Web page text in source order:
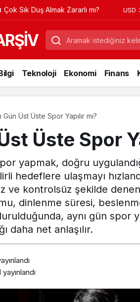
Çok Sık Duş Almak Zararlı mı? USD
Teknoloji Ekonomi Finans
Gün Üst Üste Spor Yapılır mı?
Üste Spor
yapmak, doğru
hedeflere ulaşmayı
ve kontrolsüz şekilde
dinlenme süresi,
aynı gün spor
daha net anlaşılır.
yayınlandı